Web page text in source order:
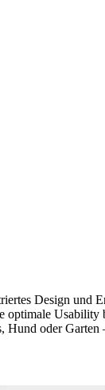
Design
optimale
oder